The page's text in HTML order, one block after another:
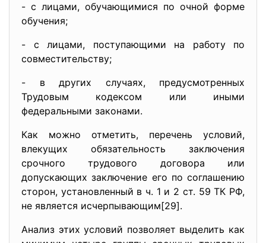
- с лицами, обучающимися по очной форме
обучения;
- с лицами, поступающими на работу по
совместительству;
- в других случаях, предусмотренных
Трудовым кодексом или иными
федеральными законами.
Как можно отметить, перечень условий,
влекущих обязательность заключения
срочного трудового договора или
допускающих заключение его по соглашению
сторон, установленный в ч. 1 и 2 ст. 59 ТК РФ,
не является исчерпывающим[29].
Анализ этих условий позволяет выделить как